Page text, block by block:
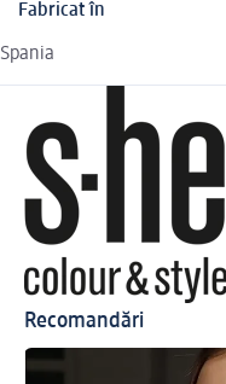
Fabricat în
Spania
Recomandări